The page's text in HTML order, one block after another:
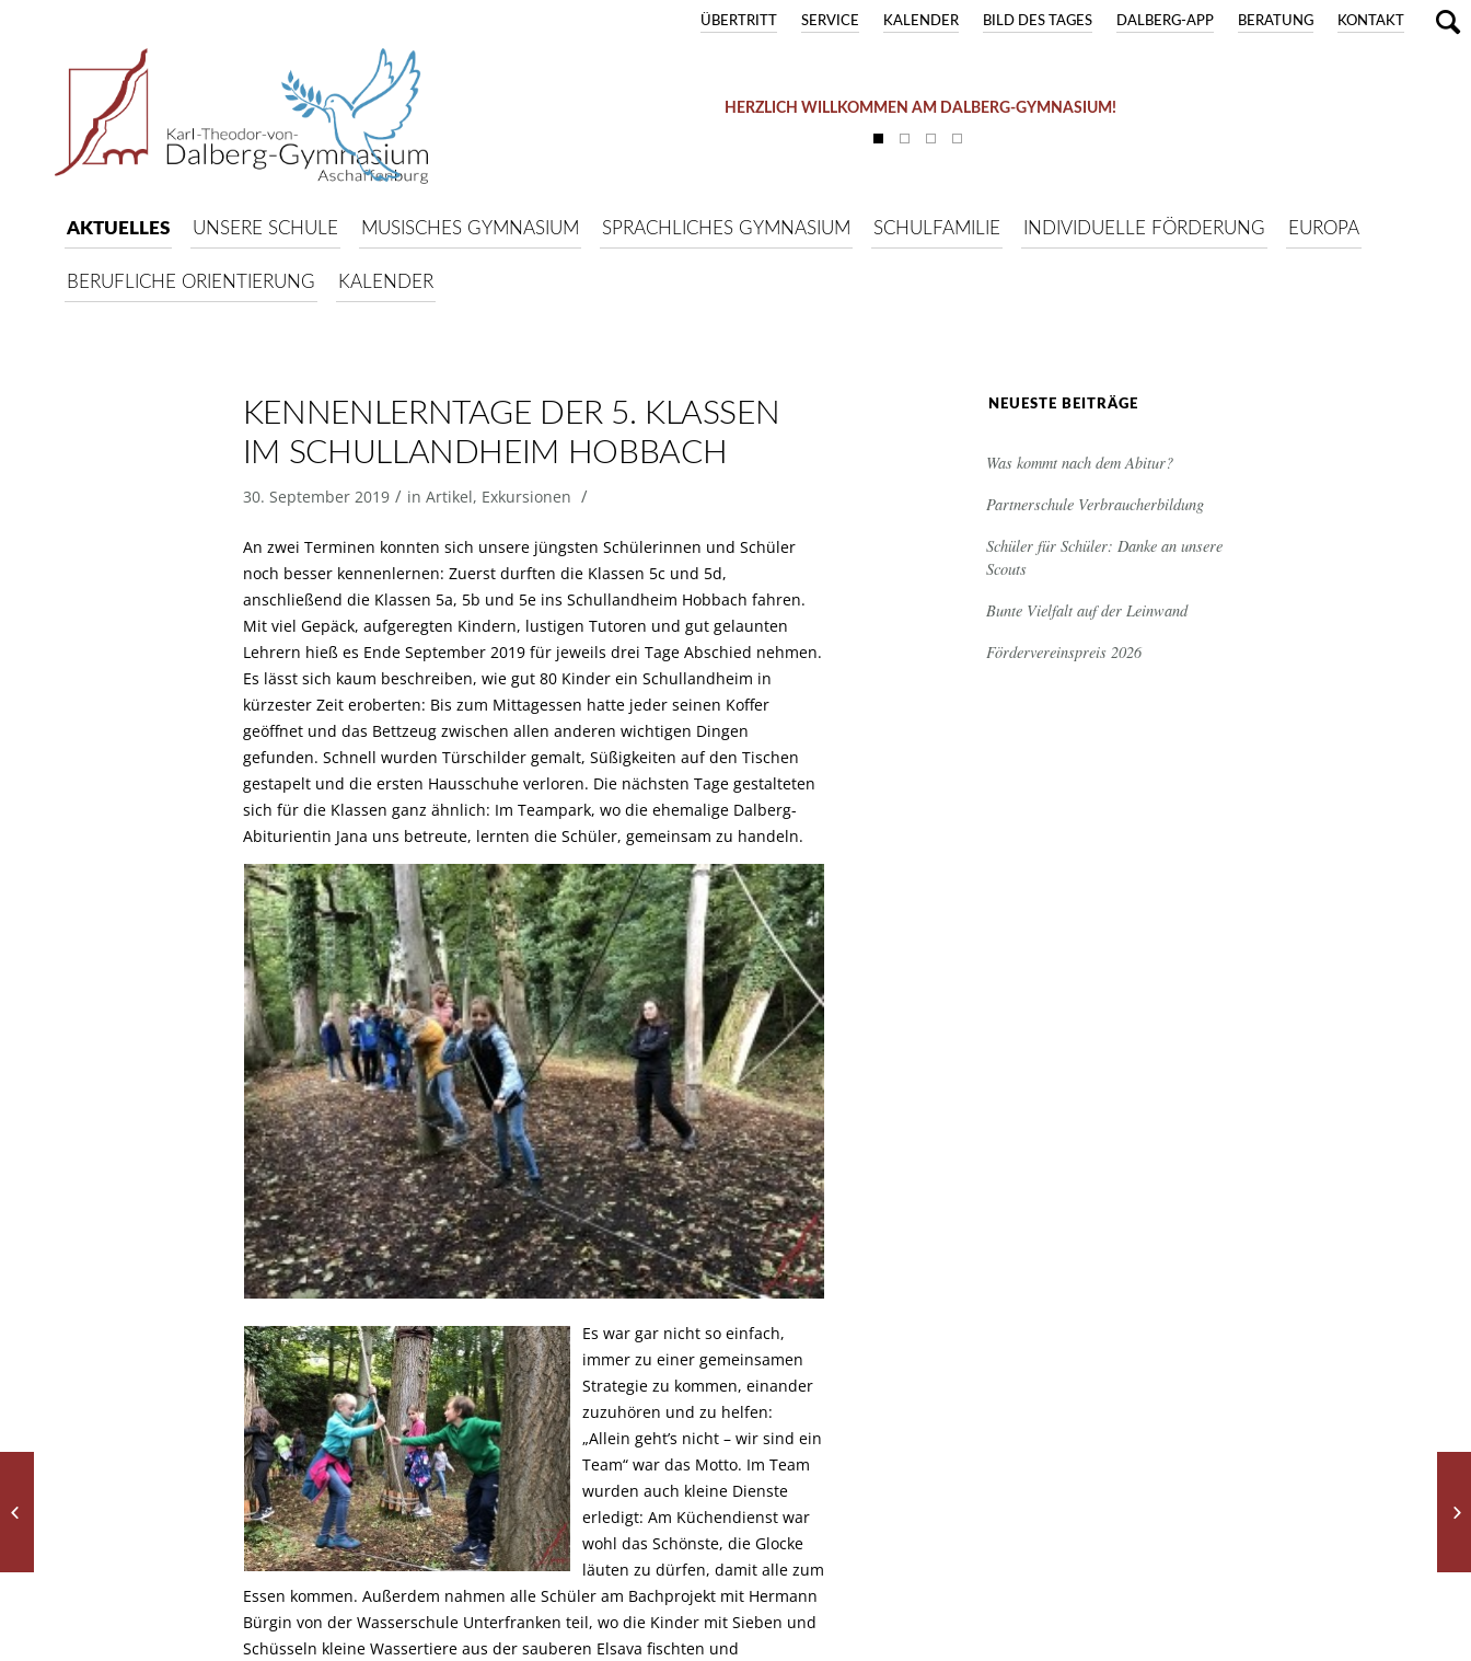
KONTAKT
BERATUNG
DALBERG-APP
BILD DES TAGES
KALENDER
SERVICE
ÜBERTRITT
HERZLICH WILLKOMMEN AM DALBERG-GYMNASIUM!
AKTUELLES UNSERE SCHULE MUSISCHES GYMNASIUM SPRACHLICHES GYMNASIUM SCHULFAMILIE INDIVIDUELLE FÖRDERUNG EUROPA
BERUFLICHE ORIENTIERUNG KALENDER
KENNENLERNTAGE DER 5. KLASSEN
IM SCHULLANDHEIM HOBBACH
30. September 2019 / in Artikel, Exkursionen /
An zwei Terminen konnten sich unsere jüngsten Schülerinnen und Schüler
noch besser kennenlernen: Zuerst durften die Klassen 5c und 5d,
anschließend die Klassen 5a, 5b und 5e ins Schullandheim Hobbach fahren.
Mit viel Gepäck, aufgeregten Kindern, lustigen Tutoren und gut gelaunten
Lehrern hieß es Ende September 2019 für jeweils drei Tage Abschied nehmen.
Es lässt sich kaum beschreiben, wie gut 80 Kinder ein Schullandheim in
kürzester Zeit eroberten: Bis zum Mittagessen hatte jeder seinen Koffer
geöffnet und das Bettzeug zwischen allen anderen wichtigen Dingen
gefunden. Schnell wurden Türschilder gemalt, Süßigkeiten auf den Tischen
gestapelt und die ersten Hausschuhe verloren. Die nächsten Tage gestalteten
sich für die Klassen ganz ähnlich: Im Teampark, wo die ehemalige Dalberg-
Abiturientin Jana uns betreute, lernten die Schüler, gemeinsam zu handeln.
Es war gar nicht so einfach,
immer zu einer gemeinsamen
Strategie zu kommen, einander
zuzuhören und zu helfen:
„Allein geht’s nicht – wir sind ein
Team“ war das Motto. Im Team
wurden auch kleine Dienste
erledigt: Am Küchendienst war
wohl das Schönste, die Glocke
läuten zu dürfen, damit alle zum
Essen kommen. Außerdem nahmen alle Schüler am Bachprojekt mit Hermann
Bürgin von der Wasserschule Unterfranken teil, wo die Kinder mit Sieben und
Schüsseln kleine Wassertiere aus der sauberen Elsava fischten und
NEUESTE BEITRÄGE
Was kommt nach dem Abitur?
Partnerschule Verbraucherbildung
Schüler für Schüler: Danke an unsere
Scouts
Bunte Vielfalt auf der Leinwand
Fördervereinspreis 2026